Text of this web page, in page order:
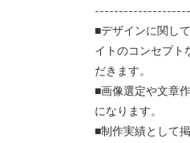
■デザインに関し
イトのコンセプト
だきます。
■画像選定や文章
になります。
■制作実績として